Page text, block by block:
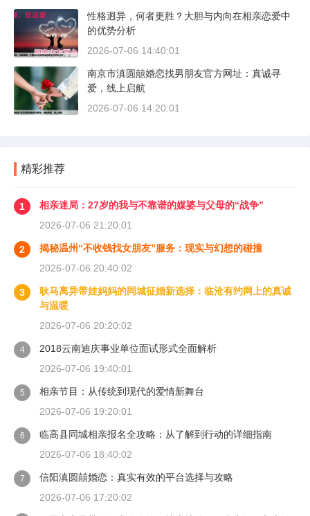
性格迥异，何者更胜？大胆与内向在相亲恋爱中
的优势分析
2026-07-06 14:40:01
南京市滇圆囍婚恋找男朋友官方网址：真诚寻
爱，线上启航
2026-07-06 14:20:01
精彩推荐
1
相亲迷局：27岁的我与不靠谱的媒婆与父母的“战争”
2026-07-06 21:20:01
2
揭秘温州“不收钱找女朋友”服务：现实与幻想的碰撞
2026-07-06 20:40:02
3
耿马离异带娃妈妈的同城征婚新选择：临沧有约网上的真诚
与温暖
2026-07-06 20:20:02
4
2018云南迪庆事业单位面试形式全面解析
2026-07-06 19:40:01
5
相亲节目：从传统到现代的爱情新舞台
2026-07-06 19:20:01
6
临高县同城相亲报名全攻略：从了解到行动的详细指南
2026-07-06 18:40:02
7
信阳滇圆囍婚恋：真实有效的平台选择与攻略
2026-07-06 17:20:02